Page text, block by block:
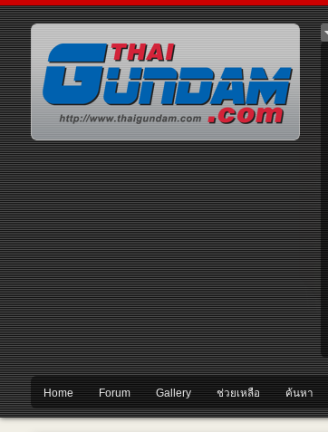
Home Forum Gallery ช่วยเหลือ ค้นหา